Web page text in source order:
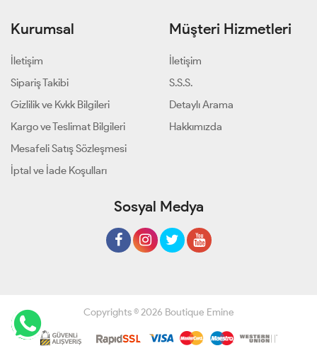
Kurumsal
İletişim
Sipariş Takibi
Gizlilik ve Kvkk Bilgileri
Kargo ve Teslimat Bilgileri
Mesafeli Satış Sözleşmesi
İptal ve İade Koşulları
Müşteri Hizmetleri
İletişim
S.S.S.
Detaylı Arama
Hakkımızda
Sosyal Medya
Copyrights © 2026 Boutique Emine